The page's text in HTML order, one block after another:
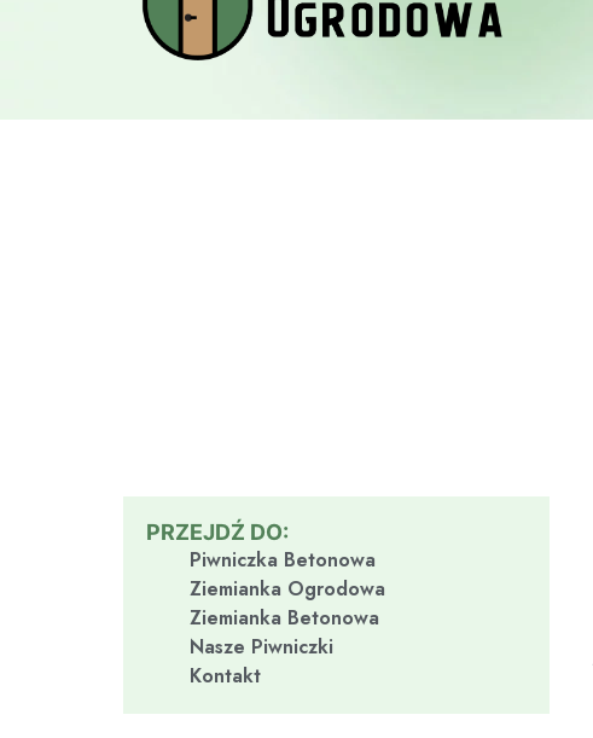
PRZEJDŹ DO:
Piwniczka Betonowa
Ziemianka Ogrodowa
Ziemianka Betonowa
Nasze Piwniczki
Kontakt